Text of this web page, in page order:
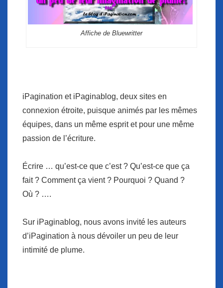
Affiche de Bluewritter
iPagination et iPaginablog, deux sites en
connexion étroite, puisque animés par les mêmes
équipes, dans un même esprit et pour une même
passion de l’écriture.
Écrire … qu’est-ce que c’est ? Qu’est-ce que ça
fait ? Comment ça vient ? Pourquoi ? Quand ?
Où ? ….
Sur iPaginablog, nous avons invité les auteurs
d’iPagination à nous dévoiler un peu de leur
intimité de plume.